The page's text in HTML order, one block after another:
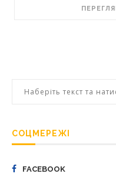
СОЦМЕРЕЖІ
FACEBOOK